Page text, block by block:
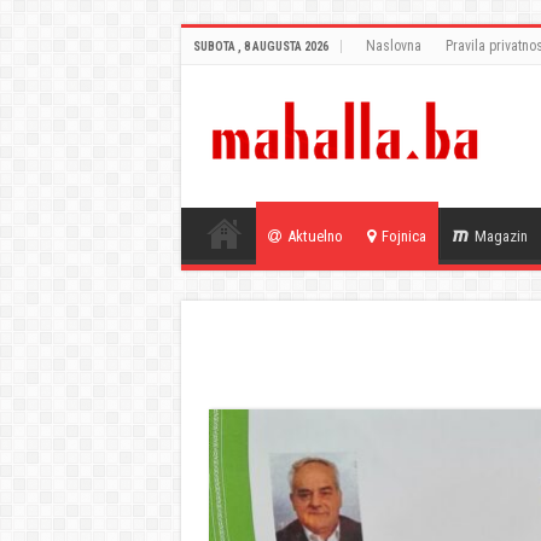
SUBOTA , 8 AUGUSTA 2026 Naslovna Pravila
Aktuelno Fojnica Magazin